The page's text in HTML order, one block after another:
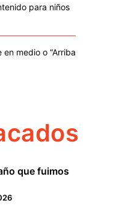
para niños
medio o “Arriba
que fuimos